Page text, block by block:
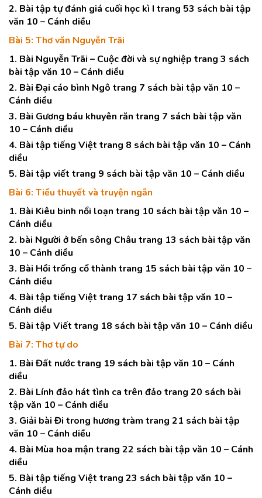
2. Bài tập tự đánh giá cuối học kì I trang 53 sách bài tập
văn 10 – Cánh diều
Bài 5: Thơ văn Nguyễn Trãi
1. Bài Nguyễn Trãi – Cuộc đời và sự nghiệp trang 3 sách
bài tập văn 10 – Cánh diều
2. Bài Đại cáo bình Ngô trang 7 sách bài tập văn 10 –
Cánh diều
3. Bài Gương báu khuyên răn trang 7 sách bài tập văn
10 – Cánh diều
4. Bài tập tiếng Việt trang 8 sách bài tập văn 10 – Cánh
diều
5. Bài tập viết trang 9 sách bài tập văn 10 – Cánh diều
Bài 6: Tiểu thuyết và truyện ngắn
1. Bài Kiêu binh nổi loạn trang 10 sách bài tập văn 10 –
Cánh diều
2. bài Người ở bến sông Châu trang 13 sách bài tập văn
10 – Cánh diều
3. Bài Hồi trống cổ thành trang 15 sách bài tập văn 10 –
Cánh diều
4. Bài tập tiếng Việt trang 17 sách bài tập văn 10 –
Cánh diều
5. Bài tập Viết trang 18 sách bài tập văn 10 – Cánh diều
Bài 7: Thơ tự do
1. Bài Đất nước trang 19 sách bài tập văn 10 – Cánh
diều
2. Bài Lính đảo hát tình ca trên đảo trang 20 sách bài
tập văn 10 – Cánh diều
3. Giải bài Đi trong hương tràm trang 21 sách bài tập
văn 10 – Cánh diều
4. Bài Mùa hoa mận trang 22 sách bài tập văn 10 – Cánh
diều
5. Bài tập tiếng Việt trang 23 sách bài tập văn 10 –
Cánh diều